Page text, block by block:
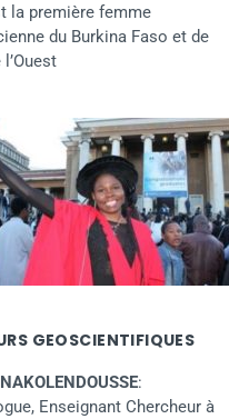
la première femme
du Burkina Faso et de
l’Ouest
GEOSCIENTIFIQUES
:
Enseignant Chercheur à